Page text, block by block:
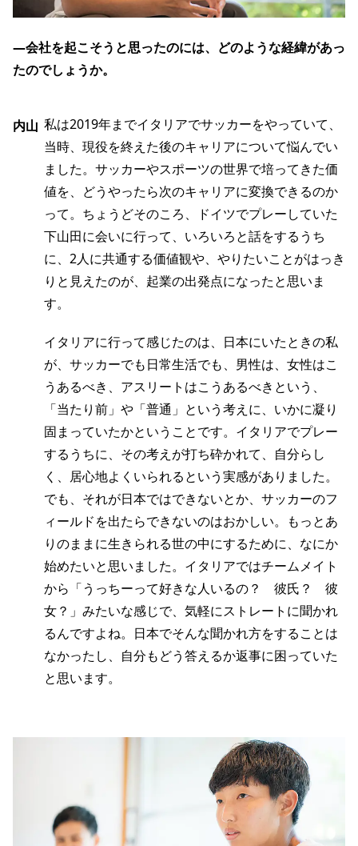
―会社を起こそうと思ったのには、どのような経緯があっ
たのでしょうか。
内山 私は2019年までイタリアでサッカーをやっていて、
当時、現役を終えた後のキャリアについて悩んでい
ました。サッカーやスポーツの世界で培ってきた価
値を、どうやったら次のキャリアに変換できるのか
って。ちょうどそのころ、ドイツでプレーしていた
下山田に会いに行って、いろいろと話をするうち
に、2人に共通する価値観や、やりたいことがはっき
りと見えたのが、起業の出発点になったと思いま
す。
イタリアに行って感じたのは、日本にいたときの私
が、サッカーでも日常生活でも、男性は、女性はこ
うあるべき、アスリートはこうあるべきという、
「当たり前」や「普通」という考えに、いかに凝り
固まっていたかということです。イタリアでプレー
するうちに、その考えが打ち砕かれて、自分らし
く、居心地よくいられるという実感がありました。
でも、それが日本ではできないとか、サッカーのフ
ィールドを出たらできないのはおかしい。もっとあ
りのままに生きられる世の中にするために、なにか
始めたいと思いました。イタリアではチームメイト
から「うっちーって好きな人いるの？　彼氏？　彼
女？」みたいな感じで、気軽にストレートに聞かれ
るんですよね。日本でそんな聞かれ方をすることは
なかったし、自分もどう答えるか返事に困っていた
と思います。